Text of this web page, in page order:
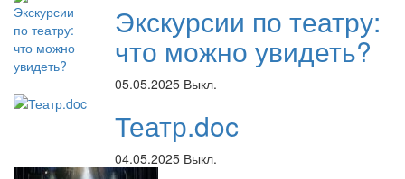
Экскурсии по театру:
что можно увидеть?
05.05.2025 Выкл.
Театр.doc
04.05.2025 Выкл.